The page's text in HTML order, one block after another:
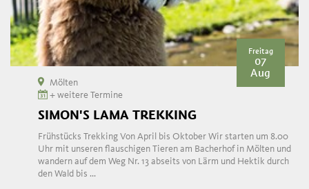
Freitag
07
Aug
Mölten
+ weitere Termine
SIMON'S LAMA TREKKING
Frühstücks Trekking Von April bis Oktober Wir starten um 8.00
Uhr mit unseren flauschigen Tieren am Bacherhof in Mölten und
wandern auf dem Weg Nr. 13 abseits von Lärm und Hektik durch
den Wald bis ...